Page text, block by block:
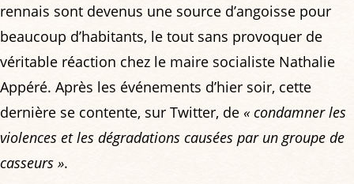
rennais sont devenus une source d’angoisse pour
beaucoup d’habitants, le tout sans provoquer de
véritable réaction chez le maire socialiste Nathalie
Appéré. Après les événements d’hier soir, cette
dernière se contente, sur Twitter, de « condamner les
violences et les dégradations causées par un groupe de
casseurs ».